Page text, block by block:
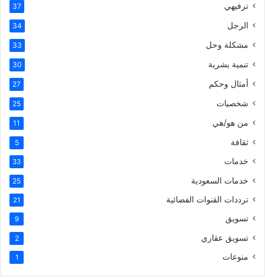
ترفيهي 37
الرجل 34
مشكلة وحل 33
تنمية بشرية 30
أمثال وحكم 27
شخصيات 25
من هو/هي 11
ثقافة 5
خدمات 33
خدمات السعودية 25
ترددات القنوات الفضائية 21
تسويق 9
تسويق عقاري 2
منوعات 1